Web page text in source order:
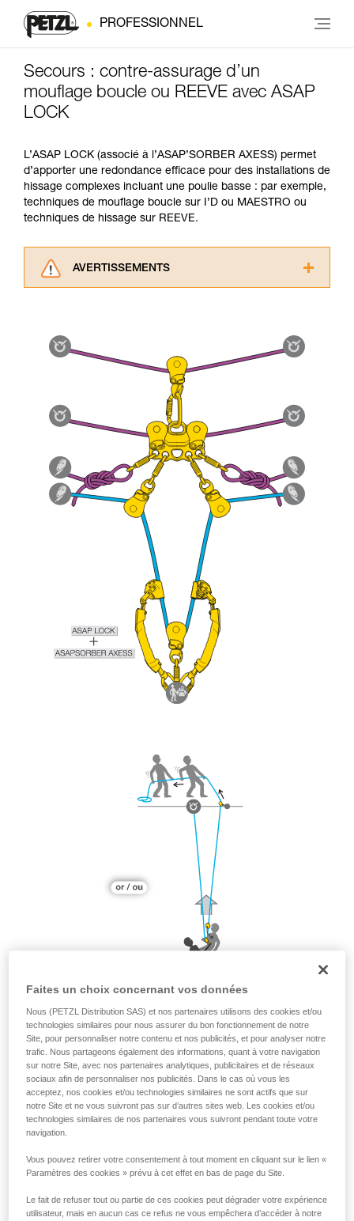
PROFESSIONNEL
Secours : contre-assurage d’un
mouflage boucle ou REEVE avec ASAP
LOCK
L’ASAP LOCK (associé à l’ASAP’SORBER AXESS) permet
d’apporter une redondance efficace pour des installations de
hissage complexes incluant une poulie basse : par exemple,
techniques de mouflage boucle sur I’D ou MAESTRO ou
techniques de hissage sur REEVE.
AVERTISSEMENTS
pouvoir comprendre ce complément
Maîtriser ces techniques nécessite une
formation et un entraînement spécifique. Validez
avec un professionnel votre capacité à refaire
la manipulation, seul, en toute sécurité, avant
de la reproduire en autonomie.
Nous donnons des exemples de techniques
liées à votre activité. Il peut en exister d’autres
que nous ne décrivons pas ici.
Faites un choix concernant vos données
Nous (PETZL Distribution SAS) et nos partenaires utilisons des cookies et/ou
technologies similaires pour nous assurer du bon fonctionnement de notre
Site, pour personnaliser notre contenu et nos publicités, et pour analyser notre
trafic. Nous partageons également des informations, quant à votre navigation
sur notre Site, avec nos partenaires analytiques, publicitaires et de réseaux
sociaux afin de personnaliser nos publicités. Dans le cas où vous les
acceptez, nos cookies et/ou technologies similaires ne sont actifs que sur
notre Site et ne vous suivront pas sur d’autres sites web. Les cookies et/ou
technologies similaires de nos partenaires vous suivront pendant toute votre
navigation.
Vous pouvez retirer votre consentement à tout moment en cliquant sur le lien «
Paramètres des cookies » prévu à cet effet en bas de page du Site.
Le fait de refuser tout ou partie de ces cookies peut dégrader votre expérience
utilisateur, mais en aucun cas ce refus ne vous empêchera d’accéder à notre